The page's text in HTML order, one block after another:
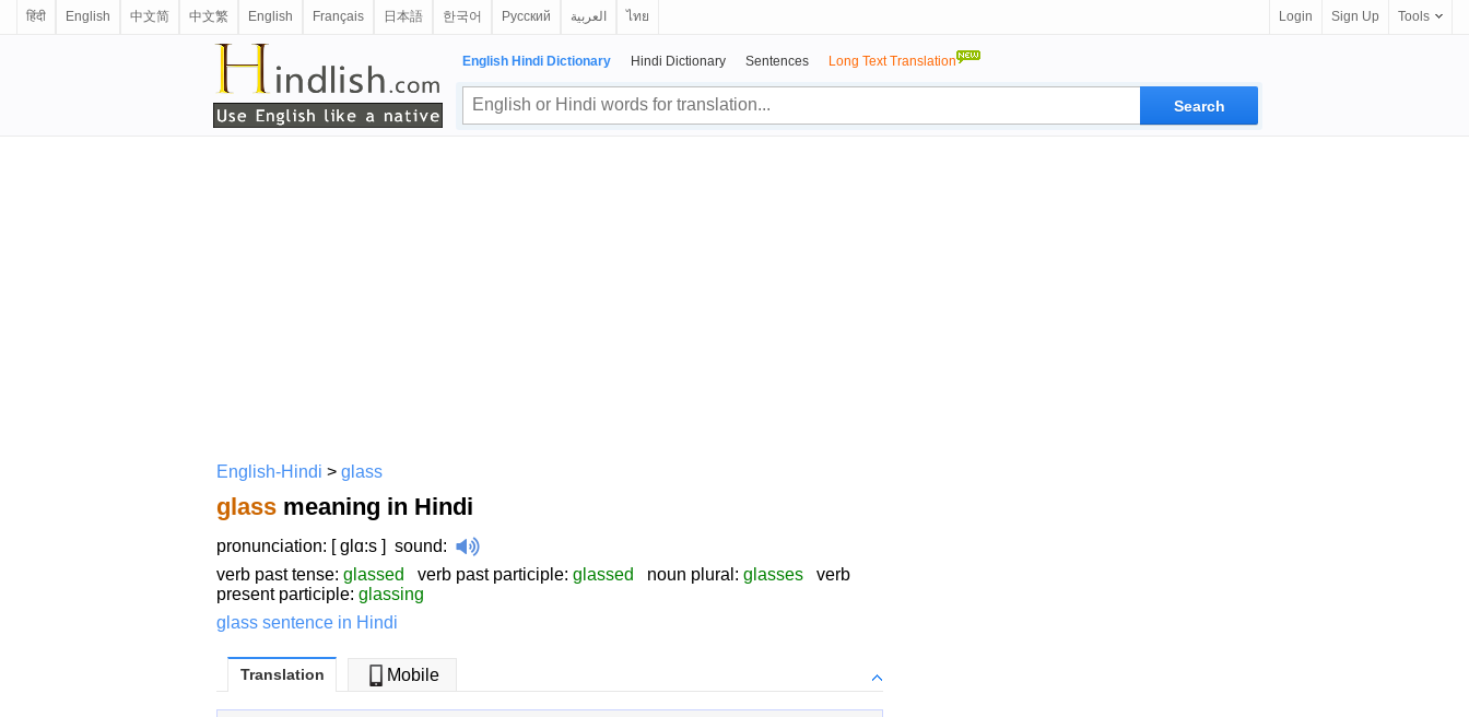
हिंदी English 中文简 中文繁 English Français 日本語 한국어 Русский العربية ไทย Login Sign Up Tools
English Hindi Dictionary Hindi Dictionary Sentences Long Text Translation
English-Hindi > glass
glass meaning in Hindi
pronunciation: [ glɑ:s ] sound:
verb past tense: glassed verb past participle: glassed noun plural: glasses verb
present participle: glassing
glass sentence in Hindi
Translation Mobile